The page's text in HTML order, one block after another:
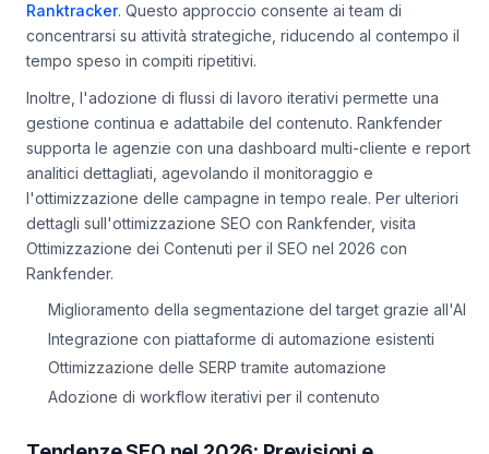
Ranktracker. Questo approccio consente ai team di
concentrarsi su attività strategiche, riducendo al contempo il
tempo speso in compiti ripetitivi.
Inoltre, l'adozione di flussi di lavoro iterativi permette una
gestione continua e adattabile del contenuto. Rankfender
supporta le agenzie con una dashboard multi-cliente e report
analitici dettagliati, agevolando il monitoraggio e
l'ottimizzazione delle campagne in tempo reale. Per ulteriori
dettagli sull'ottimizzazione SEO con Rankfender, visita
Ottimizzazione dei Contenuti per il SEO nel 2026 con
Rankfender.
Miglioramento della segmentazione del target grazie all'AI
Integrazione con piattaforme di automazione esistenti
Ottimizzazione delle SERP tramite automazione
Adozione di workflow iterativi per il contenuto